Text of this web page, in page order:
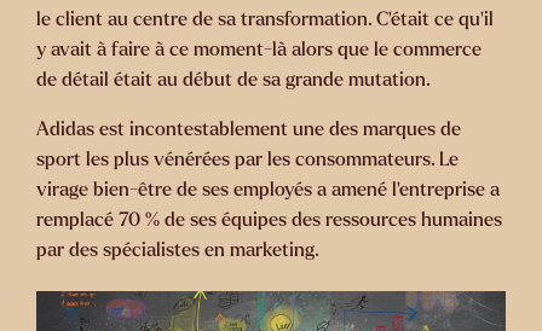
le client au centre de sa transformation. C’était ce qu’il
y avait à faire à ce moment-là alors que le commerce
de détail était au début de sa grande mutation.
Adidas est incontestablement une des marques de
sport les plus vénérées par les consommateurs. Le
virage bien-être de ses employés a amené l’entreprise a
remplacé 70 % de ses équipes des ressources humaines
par des spécialistes en marketing.